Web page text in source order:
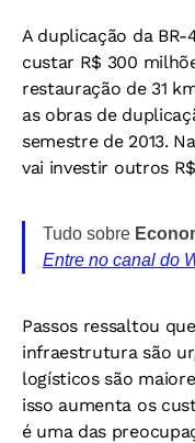
A duplicação da BR-
custar R$ 300
restauração de 31
as obras de
semestre de 2013.
vai investir outros
Tudo sobre
Entre no canal do
Passos ressaltou
infraestrutura são
logísticos são
isso aumenta os
é uma das